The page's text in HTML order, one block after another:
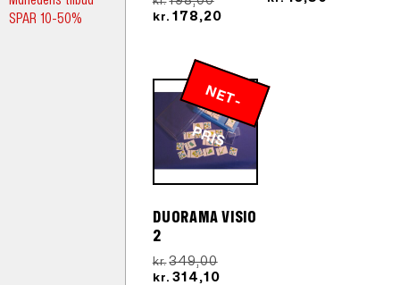
SPAR 10-50%
oprindelige
kr.198,00.
kr. 178,20Den
kr.178,20.
N
E
T
-
P
R
IS
DUORAMA VISIO
2
kr. 349,00Den
oprindelige
kr. 314,10Den